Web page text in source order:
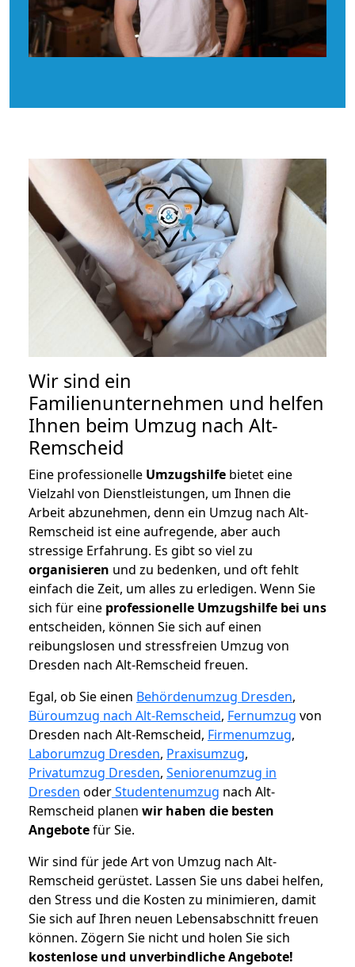
Wir sind ein
Familienunternehmen und helfen
Ihnen beim Umzug nach Alt-
Remscheid
Eine professionelle Umzugshilfe bietet eine
Vielzahl von Dienstleistungen, um Ihnen die
Arbeit abzunehmen, denn ein Umzug nach Alt-
Remscheid ist eine aufregende, aber auch
stressige Erfahrung. Es gibt so viel zu
organisieren und zu bedenken, und oft fehlt
einfach die Zeit, um alles zu erledigen. Wenn Sie
sich für eine professionelle Umzugshilfe bei uns
entscheiden, können Sie sich auf einen
reibungslosen und stressfreien Umzug von
Dresden nach Alt-Remscheid freuen.
Egal, ob Sie einen Behördenumzug Dresden,
Büroumzug nach Alt-Remscheid, Fernumzug von
Dresden nach Alt-Remscheid, Firmenumzug,
Laborumzug Dresden, Praxisumzug,
Privatumzug Dresden, Seniorenumzug in
Dresden oderStudentenumzug nach Alt-
Remscheid planen wir haben die besten
Angebotefür Sie.
Wir sind für jede Art von Umzug nach Alt-
Remscheid gerüstet. Lassen Sie uns dabei helfen,
den Stress und die Kosten zu minimieren, damit
Sie sich auf Ihren neuen Lebensabschnitt freuen
können. Zögern Sie nicht und holen Sie sich
kostenlose und unverbindliche Angebote!